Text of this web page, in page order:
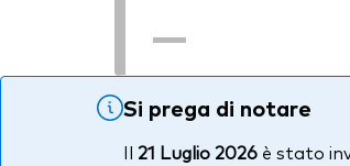
—
Si prega di notare
Il 21 Luglio 2026 è stato